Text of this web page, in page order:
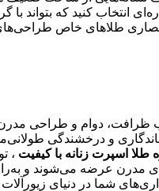
کنید که بتواند با
انحصاری طلاهای خاص
ظرافت، دوام و طراحی
و درخشندگی
طلا اسپرت زنانه با کیفیت ،
مدرن عرضه می‌شوند و
شما در دنیای زیورآلات